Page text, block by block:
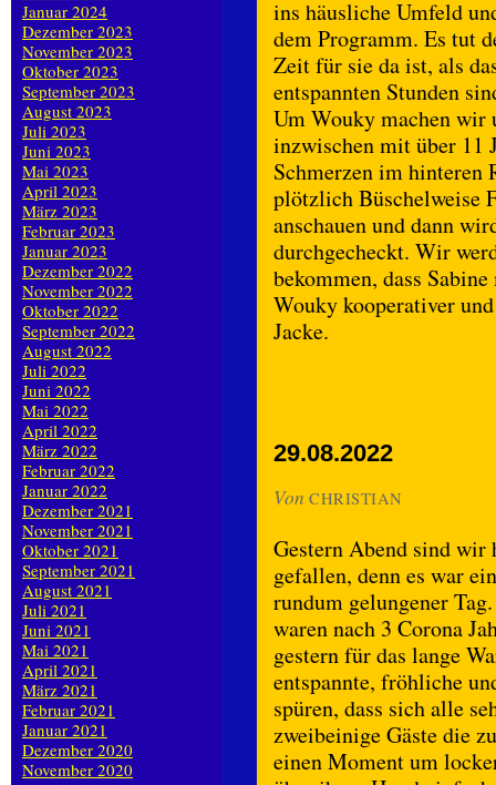
ins häusliche Umfeld
dem Programm. Es tut
Zeit für sie da ist, als
entspannten Stunden
Um Wouky machen wir
inzwischen mit über 11
Schmerzen im hinteren
plötzlich Büschelweise
anschauen und dann
durchgecheckt. Wir
bekommen, dass
Wouky kooperativer
Jacke.
29.08.2022
Von CHRISTIAN
Gestern Abend sind
gefallen, denn es war
rundum gelungener
waren nach 3 Corona
gestern für das lange
entspannte, fröhliche
spüren, dass sich alle
zweibeinige Gäste die
einen Moment um
Januar 2024
Dezember 2023
November 2023
Oktober 2023
September 2023
August 2023
Juli 2023
Juni 2023
Mai 2023
April 2023
März 2023
Februar 2023
Januar 2023
Dezember 2022
November 2022
Oktober 2022
September 2022
August 2022
Juli 2022
Juni 2022
Mai 2022
April 2022
März 2022
Februar 2022
Januar 2022
Dezember 2021
November 2021
Oktober 2021
September 2021
August 2021
Juli 2021
Juni 2021
Mai 2021
April 2021
März 2021
Februar 2021
Januar 2021
Dezember 2020
November 2020